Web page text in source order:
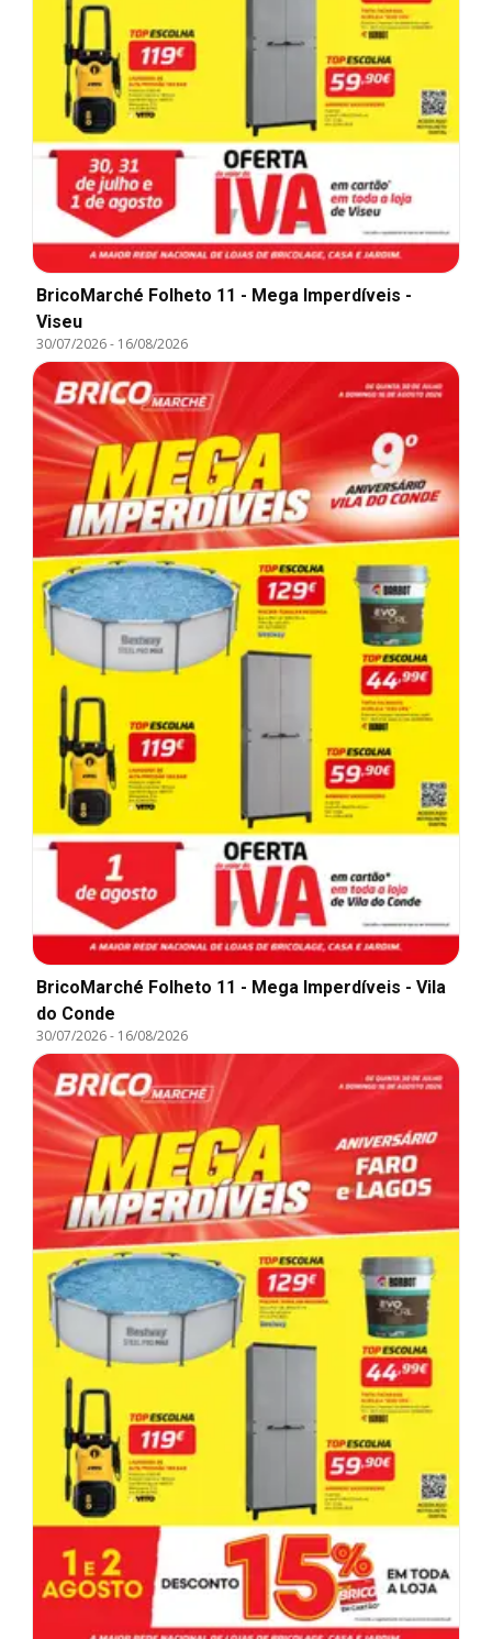
BricoMarché Folheto 11 - Mega Imperdíveis -
Viseu
30/07/2026- 16/08/2026
BricoMarché Folheto 11 - Mega Imperdíveis - Vila
do Conde
30/07/2026- 16/08/2026